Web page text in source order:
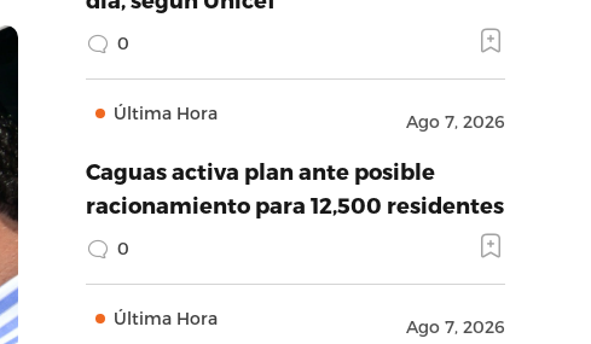
0
Última Hora Ago 7, 2026
Caguas activa plan ante posible
racionamiento para 12,500 residentes
0
Última Hora Ago 7, 2026